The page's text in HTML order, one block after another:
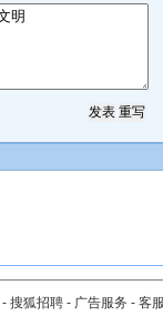
- 搜狐招聘 - 广告服务 - 客